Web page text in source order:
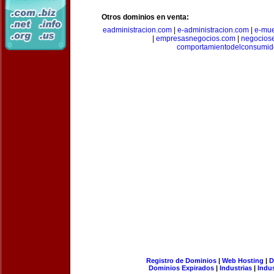
Otros dominios en venta:
eadministracion.com| e-administracion.com| e-
empresasnegocios.com|
Registro de Dominios| Web Hosting |
Dominios Expirados | Industrias |